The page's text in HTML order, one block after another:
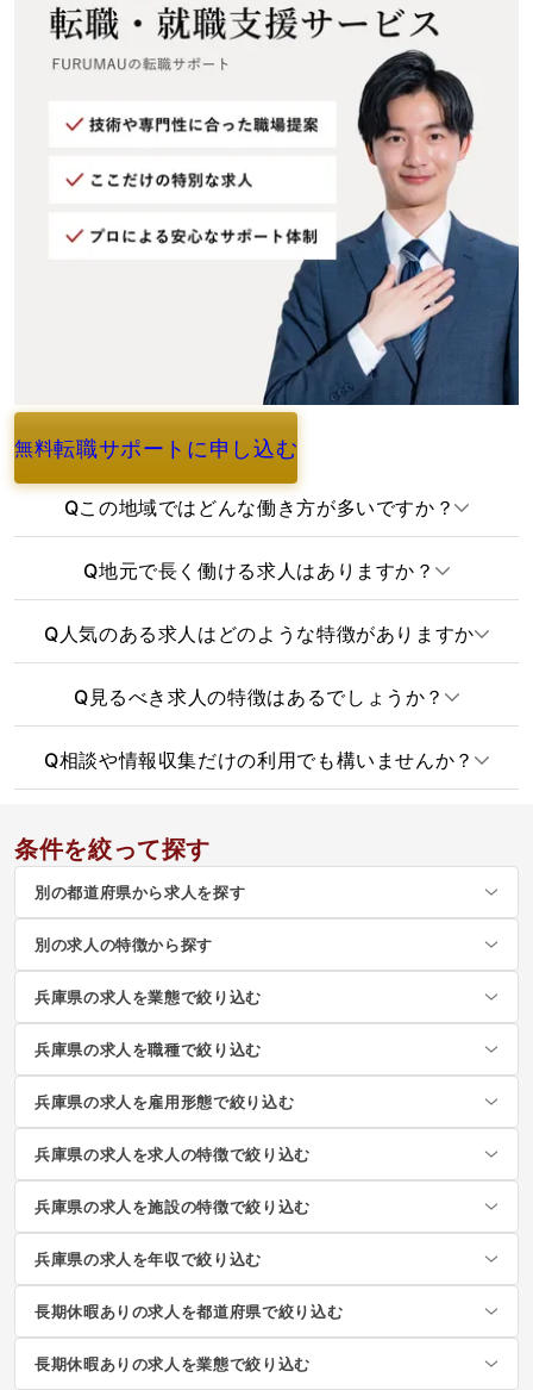
無料転職サポートに申し込む
よくあるご質問
Qこの地域ではどんな働き方が多いですか？
Q地元で長く働ける求人はありますか？
Q人気のある求人はどのような特徴がありますか
Q 見るべき求人の特徴はあるでしょうか？
Q相談や情報収集だけの利用でも構いませんか？
条件を絞って探す
別の都道府県から求人を探す
別の求人の特徴から探す
兵庫県の求人を業態で絞り込む
兵庫県の求人を職種で絞り込む
兵庫県の求人を雇用形態で絞り込む
兵庫県の求人を求人の特徴で絞り込む
兵庫県の求人を施設の特徴で絞り込む
兵庫県の求人を年収で絞り込む
長期休暇ありの求人を都道府県で絞り込む
長期休暇ありの求人を業態で絞り込む